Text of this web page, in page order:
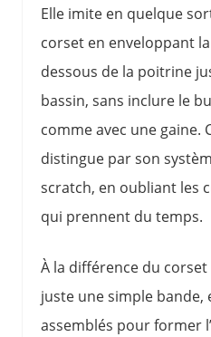
Elle imite en quelque
corset en enveloppant
dessous de la poitrine
bassin, sans inclure le
comme avec une gaine.
distingue par son
scratch, en oubliant les
qui prennent du temps.
À la différence du
juste une simple
assemblés pour former